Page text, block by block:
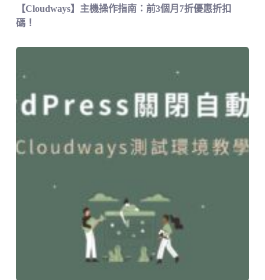
【Cloudways】主機操作指南：前3個月7折優惠折扣
碼！